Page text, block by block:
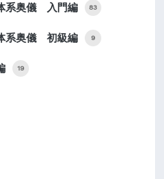
系奥儀 入門編 83
系奥儀 初級編 9
19